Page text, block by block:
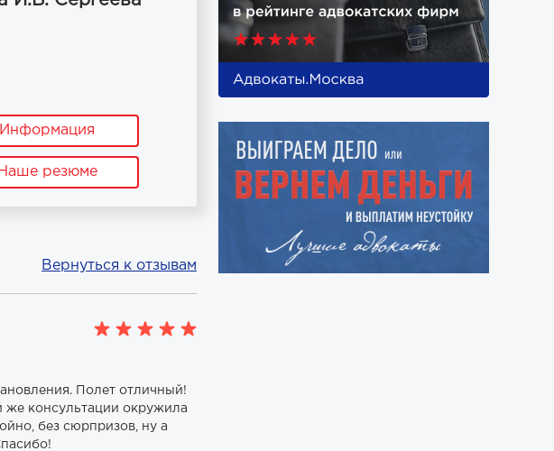
Информация
Наше резюме
Вернуться к отзывам
Полет отличный!
же консультации окружила
без сюрпризов, ну а